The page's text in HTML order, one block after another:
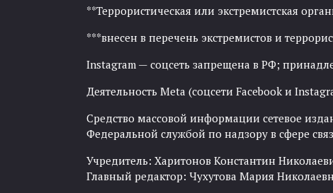
**Террористическая или экстремистская
***внесен в перечень экстремистов и
Instagram — соцсеть запрещена в РФ;
Деятельность Meta (соцсети Facebook и
Средство массовой информации сетевое
Федеральной службой по надзору в сфере
Учредитель: Харитонов Константин
Главный редактор: Чухутова Мария